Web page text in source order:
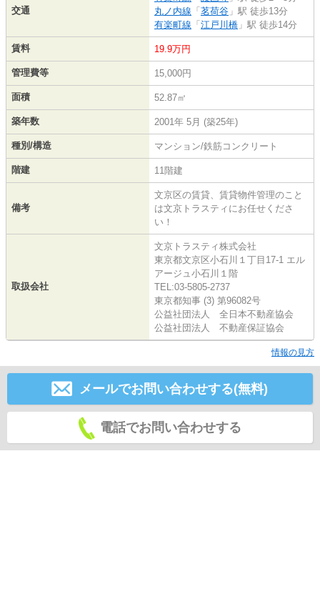
交通
丸ノ内線 「 茗荷谷 」駅 徒歩13分
有楽町線 「 江戸川橋 」駅 徒歩14分
賃料 19.9万円
管理費等 15,000円
面積 52.87㎡
築年数 2001年 5月 (築25年)
種別/構造 マンション/鉄筋コンクリート
階建 11階建
備考
文京区の賃貸、賃貸物件管理のこと
は文京トラスティにお任せくださ
い！
取扱会社
文京トラスティ株式会社
東京都文京区小石川１丁目17-1 エル
アージュ小石川１階
TEL:03-5805-2737
東京都知事 (3) 第96082号
公益社団法人 全日本不動産協会
公益社団法人 不動産保証協会
情報の見方
メールでお問い合わせする(無料)
電話でお問い合わせする